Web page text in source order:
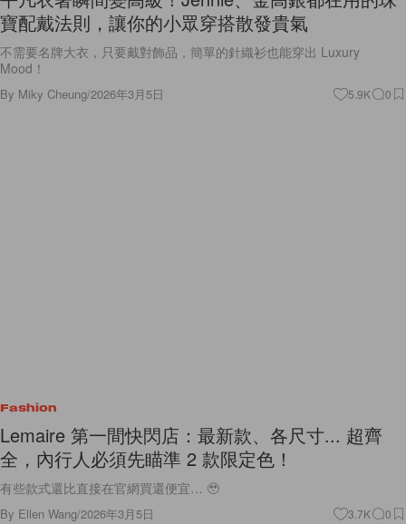
寶配戴法則，讓你的小眾穿搭散發貴氣
不需要名牌大衣，只要戴對飾品，簡單的針織衫也能穿出 Luxury
Mood！
By Miky Cheung/2026年3月5日 5.9K 0
Fashion
Lemaire 第一間快閃店：最新款、各尺寸... 超齊
全，內行人必須先瞄準 2 款限定色！
有些款式還比直接在官網買還便宜… 🥹
By Ellen Wang/2026年3月5日 3.7K 0